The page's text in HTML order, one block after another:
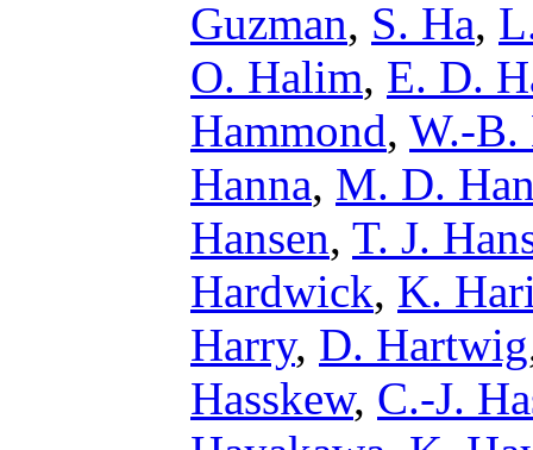
Guzman, S. Ha,
O. Halim, E. D.
Hammond, W.-B.
Hanna, M. D.
Hansen, T. J.
Hardwick, K.
Harry, D. Hartwig
Hasskew, C.-J.